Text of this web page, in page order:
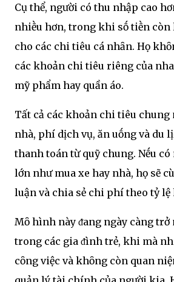
Cụ thể, người có thu nhập cao
nhiḕu hơn, trong khi sṓ tiḕn còn
cho các chi tiêu cá nhȃn. Họ
các khoản chi tiêu riêng của
mỹ phẩm hay quần áo.
Tất cả các khoản chi tiêu chung
nhà, phí dịch vụ, ăn uṓng và du
thanh toán từ quỹ chung. Nḗu
lớn như mua xe hay nhà, họ sẽ
luận và chia sẻ chi phí theo tỷ lệ
Mȏ hình này ᵭang ngày càng trở
trong các gia ᵭình trẻ, khi mà
cȏng việc và khȏng còn quan